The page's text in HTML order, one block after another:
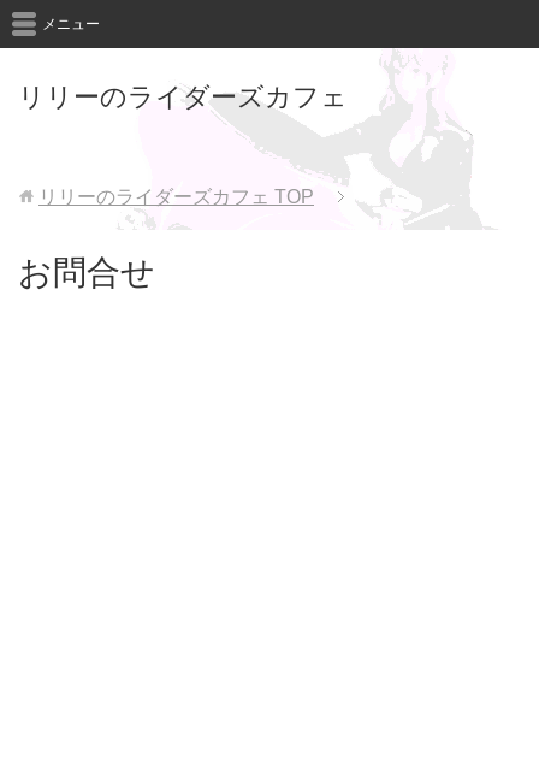
リリーのライダーズカフェ
メニュー
リリーのライダーズカフェ TOP
お問合せ